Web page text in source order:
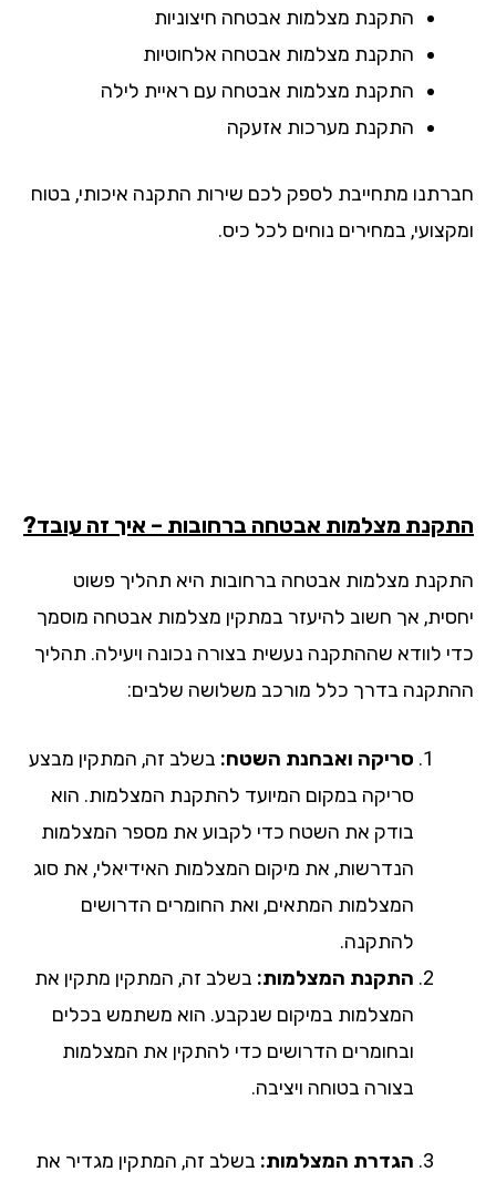
התקנת מצלמות אבטחה חיצוניות
התקנת מצלמות אבטחה אלחוטיות
התקנת מצלמות אבטחה עם ראיית לילה
התקנת מערכות אזעקה
מתחייבת לספק לכם שירות התקנה איכותי, בטוח
במחירים נוחים לכל כיס.
מצלמות אבטחה ברחובות – איך זה עובד?
מצלמות אבטחה ברחובות היא תהליך פשוט
אך חשוב להיעזר במתקין מצלמות אבטחה מוסמך
לוודא שההתקנה נעשית בצורה נכונה ויעילה. תהליך
בדרך כלל מורכב משלושה שלבים:
סריקה ואבחנת השטח:בשלב זה, המתקין מבצע
סריקה במקום המיועד להתקנת המצלמות. הוא
בודק את השטח כדי לקבוע את מספר המצלמות
הנדרשות, את מיקום המצלמות האידיאלי, את סוג
המצלמות המתאים, ואת החומרים הדרושים
להתקנה.
התקנת המצלמות:בשלב זה, המתקין מתקין את
המצלמות במיקום שנקבע. הוא משתמש בכלים
ובחומרים הדרושים כדי להתקין את המצלמות
בצורה בטוחה ויציבה.
הגדרת המצלמות:בשלב זה, המתקין מגדיר את